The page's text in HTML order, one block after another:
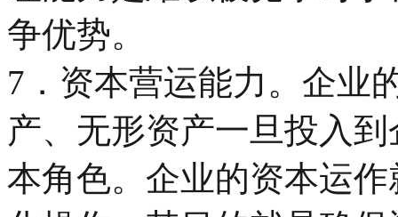
争优势。
7．资本营运能力。企业
产、无形资产一旦投入
本角色。企业的资本运